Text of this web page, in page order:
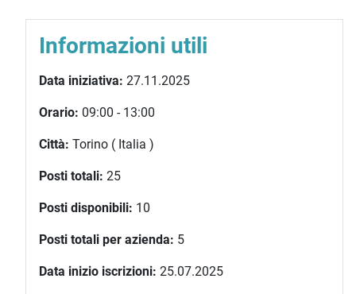
Informazioni utili
Data iniziativa: 27.11.2025
Orario: 09:00 - 13:00
Città: Torino ( Italia )
Posti totali: 25
Posti disponibili: 10
Posti totali per azienda: 5
Data inizio iscrizioni: 25.07.2025